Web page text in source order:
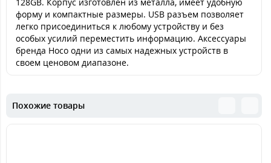
форму и компактные размеры. USB разъем позволяет
легко присоединиться к любому устройству и без
особых усилий переместить информацию. Аксессуары
бренда Hoco одни из самых надежных устройств в
своем ценовом диапазоне.
Похожие товары